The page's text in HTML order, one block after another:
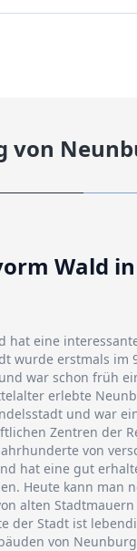
von
Wald
hat eine
wurde erstmals im
war schon früh
erlebte
und war
Zentren der
von
hat eine gut
Heute kann man
alten
der Stadt ist
von